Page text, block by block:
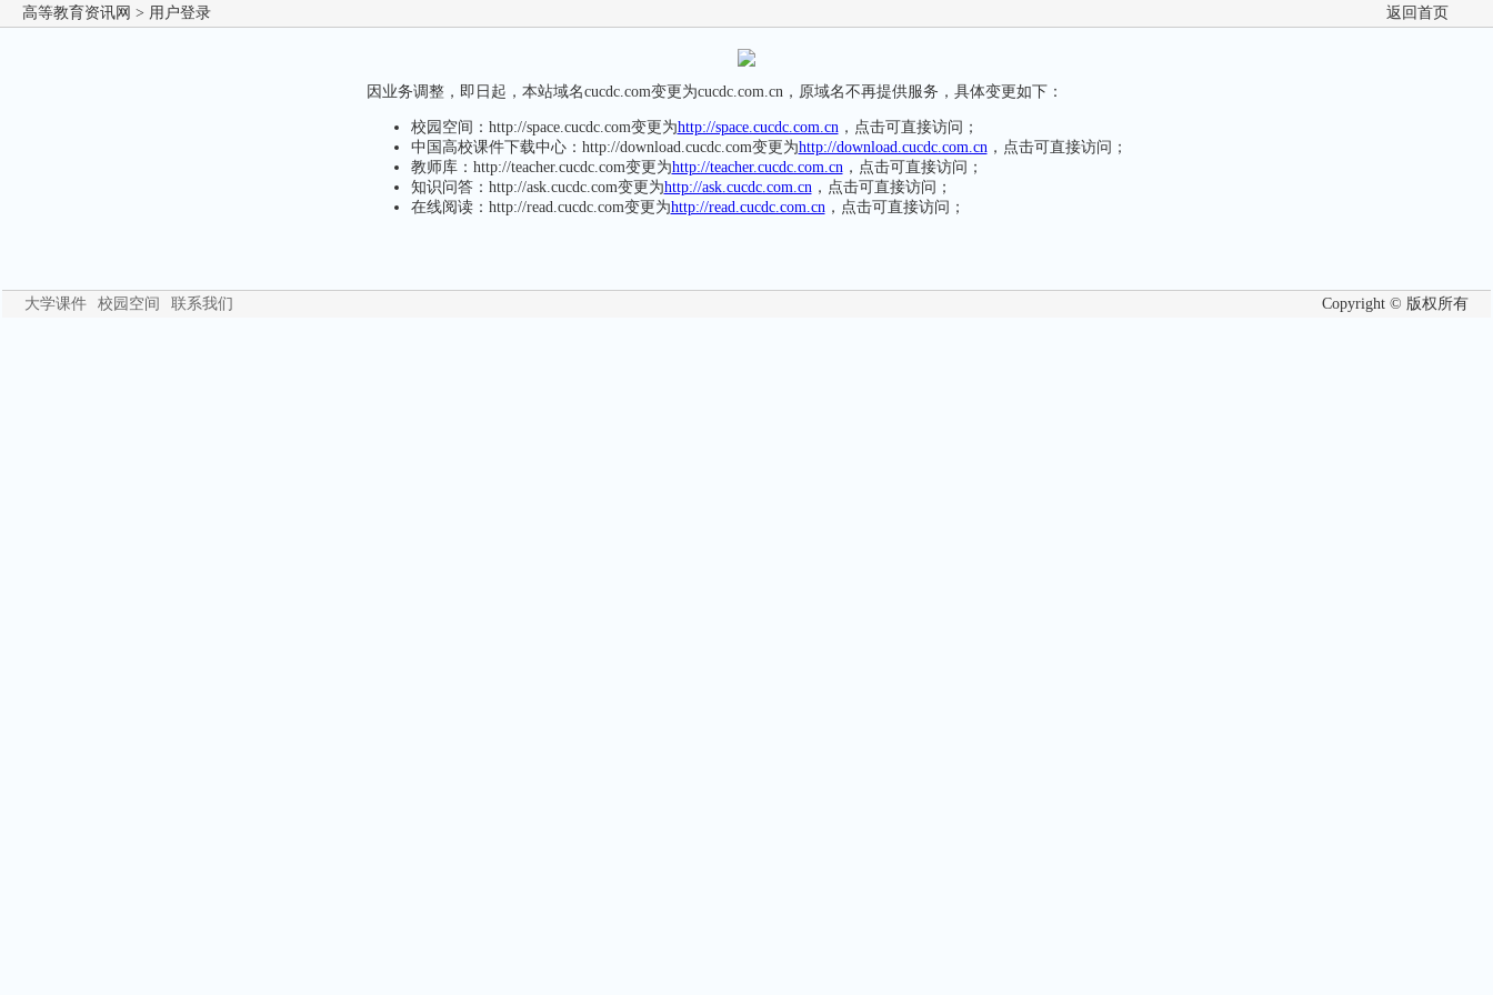
高等教育资讯网 > 用户登录 返回首页
因业务调整，即日起，本站域名cucdc.com变更为cucdc.com.cn，原域名不再提供服务，具体变更如下：
校园空间：http://space.cucdc.com变更为http://space.cucdc.com.cn，点击可直接访问；
中国高校课件下载中心：http://download.cucdc.com变更为http://download.cucdc.com.cn，点击可直接访问；
教师库：http://teacher.cucdc.com变更为http://teacher.cucdc.com.cn，点击可直接访问；
知识问答：http://ask.cucdc.com变更为http://ask.cucdc.com.cn，点击可直接访问；
在线阅读：http://read.cucdc.com变更为http://read.cucdc.com.cn，点击可直接访问；
大学课件 校园空间 联系我们 Copyright © 版权所有